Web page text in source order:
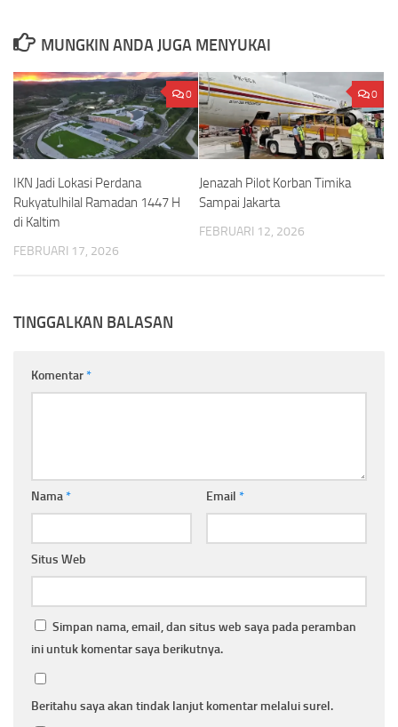
MUNGKIN ANDA JUGA MENYUKAI
0
IKN Jadi Lokasi Perdana
Rukyatulhilal Ramadan 1447 H
di Kaltim
FEBRUARI 17, 2026
0
Jenazah Pilot Korban Timika
Sampai Jakarta
FEBRUARI 12, 2026
TINGGALKAN BALASAN
Komentar*
Nama* Email *
Situs Web
Simpan nama, email, dan situs web saya pada peramban
ini untuk komentar saya berikutnya.
Beritahu saya akan tindak lanjut komentar melalui surel.